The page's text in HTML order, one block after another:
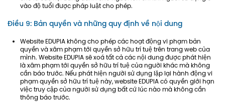
vào độ tuổi được pháp luật cho phép.
Điều 9: Bản quyền và những quy định về nội dung
Website EDUPIA không cho phép các hoạt động vi phạm bản
quyền và xâm phạm tới quyền sở hữu trí tuệ trên trang web của
mình. Website EDUPIA sẽ xoá tất cả các nội dung được phát hiện
là xâm phạm tới quyền sở hữu trí tuệ của người khác mà không
cần báo trước. Nếu phát hiện người sử dụng lặp lại hành động vi
phạm quyền sở hữu trí tuệ này, website EDUPIA có quyền giới hạn
việc truy cập của người sử dụng bất cứ lúc nào mà không cần
thông báo trước.